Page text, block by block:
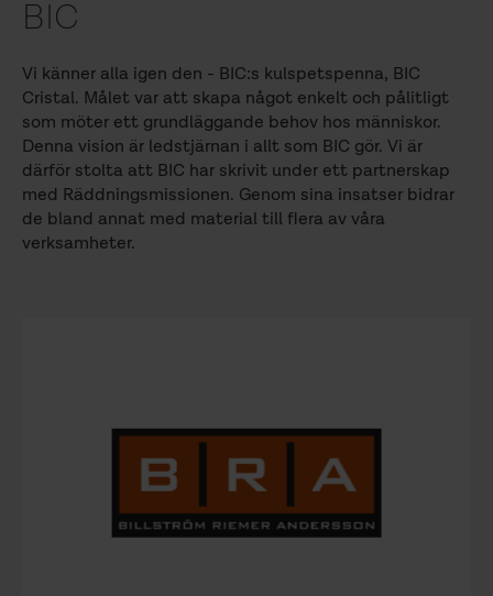
BIC
Vi känner alla igen den - BIC:s kulspetspenna, BIC
Cristal. Målet var att skapa något enkelt och pålitligt
som möter ett grundläggande behov hos människor.
Denna vision är ledstjärnan i allt som BIC gör. Vi är
därför stolta att BIC har skrivit under ett partnerskap
med Räddningsmissionen. Genom sina insatser bidrar
de bland annat med material till flera av våra
verksamheter.